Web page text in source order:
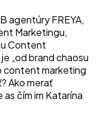
agentúry FREYA,
Marketingu,
Content
„od brand chaosu
content marketing
Ako merať
čím im Katarína